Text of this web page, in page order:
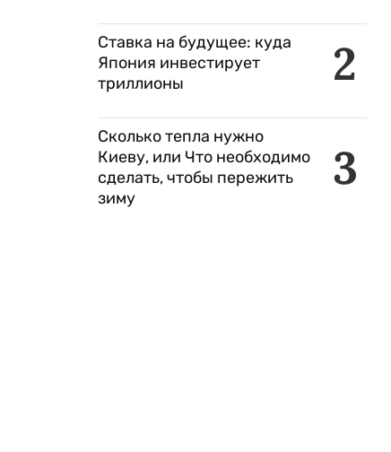
2
Ставка на будущее: куда
Япония инвестирует
триллионы
3
Сколько тепла нужно
Киеву, или Что необходимо
сделать, чтобы пережить
зиму